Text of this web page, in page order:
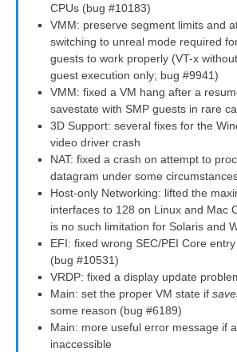
CPUs (bug #10183)
VMM: preserve segment limits and
switching to unreal mode required
guests to work properly (VT-x
guest execution only; bug #9941)
VMM: fixed a VM hang after a
savestate with SMP guests in rare
3D Support: several fixes for the
video driver crash
NAT: fixed a crash on attempt to
datagram under some
Host-only Networking: lifted the
interfaces to 128 on Linux and Mac
is no such limitation for Solaris and
EFI: fixed wrong SEC/PEI Core
(bug #10531)
VRDP: fixed a display update
Main: set the proper VM state if
some reason (bug #6189)
Main: more useful error message if
inaccessible